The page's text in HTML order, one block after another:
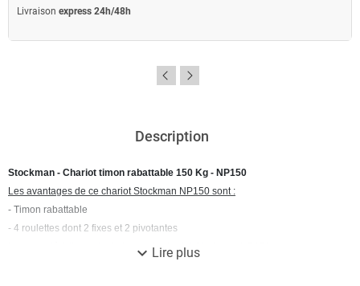
Livraison express 24h/48h
Description
Stockman - Chariot timon rabattable 150 Kg - NP150
Les avantages de ce chariot Stockman NP150 sont :
- Timon rabattable
- 4 roulettes dont 2 fixes et 2 pivotantes
Les caractéristiques techniques du chariot Stockman NP150 :
expand_more Lire plus